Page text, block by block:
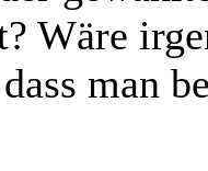
Wäre
man